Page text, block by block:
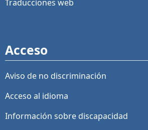
Traducciones web
Acceso
Aviso de no discriminación
Acceso al idioma
Información sobre discapacidad